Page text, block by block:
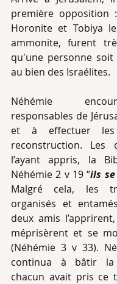
première opposition
Horonite et Tobiya
ammonite, furent
qu'une personne
au bien des Israélites.
Néhémie
responsables de
et à effectuer
reconstruction. Les
l’ayant appris, la
Néhémie 2 v 19 ‘’ils
Malgré cela, les
organisés et
deux amis
méprisèrent et se
(Néhémie 3 v 33).
continua à bâtir
chacun avait pris ce